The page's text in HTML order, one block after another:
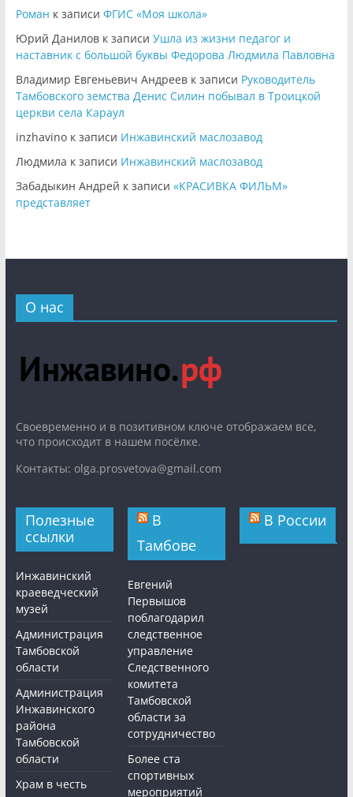
Роман к записи ФГИС «Моя школа»
Юрий Даниловк записи Ушла из жизни педагог и
наставник с большой буквы Федорова Людмила Павловна
Владимир Евгеньевич Андреевк записи Руководитель
Тамбовского земства Денис Силин побывал в Троицкой
церкви села Караул
inzhavinoк записи Инжавинский маслозавод
Людмила к записи Инжавинский маслозавод
Забадыкин Андрей к записи «КРАСИВКА ФИЛЬМ»
представляет
О нас
Cвоевременно и в позитивном ключе отображаем все,
что происходит в нашем посёлке.
Контакты: olga.prosvetova@gmail.com
Полезные
ссылки
Инжавинский
краеведческий
музей
Администрация
Тамбовской
области
Администрация
Инжавинского
района
Тамбовской
области
Храм в честь
В
Тамбове
Евгений
Первышов
поблагодарил
следственное
управление
Следственного
комитета
Тамбовской
области за
сотрудничество
Более ста
спортивных
мероприятий
В России